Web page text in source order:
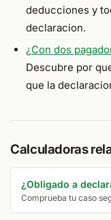
deducciones y
declaracion.
¿Con dos
Descubre por
que la
Calculadoras
¿Obligado a
Comprueba tu caso